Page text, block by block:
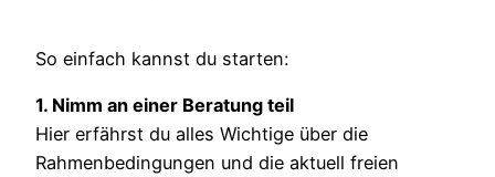
So einfach kannst du starten:
1. Nimm an einer Beratung teil
Hier erfährst du alles Wichtige über die
Rahmenbedingungen und die aktuell freien